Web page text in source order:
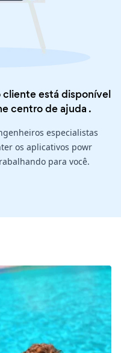
está disponível
centro de ajuda .
especialistas
os aplicativos powr
para você.